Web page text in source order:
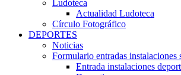
Ludoteca
Actualidad Ludoteca
Círculo Fotográfico
DEPORTES
Noticias
Formulario entradas instalaciones
Entrada instalaciones